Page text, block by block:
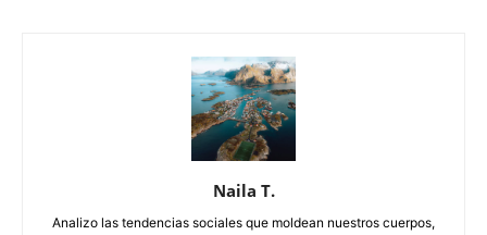
Naila T.
Analizo las tendencias sociales que moldean nuestros cuerpos,